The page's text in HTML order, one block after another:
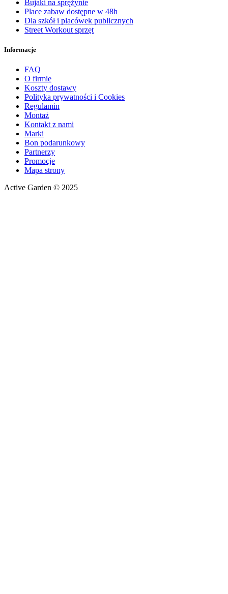
Bujaki na sprężynie
Place zabaw dostępne w 48h
Dla szkół i placówek publicznych
Street Workout sprzęt
Informacje
FAQ
O firmie
Koszty dostawy
Polityka prywatności i Cookies
Regulamin
Montaż
Kontakt z nami
Marki
Bon podarunkowy
Partnerzy
Promocje
Mapa strony
Active Garden © 2025